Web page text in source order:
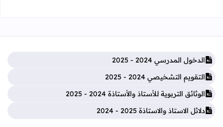
الدخول المدرسي 2024 - 2025
التقويم التشخيصي 2024 - 2025
الوثائق التربوية للأستاذ والأستاذة 2024 - 2025
دلائل الاستاذ والاستاذة 2025 - 2024